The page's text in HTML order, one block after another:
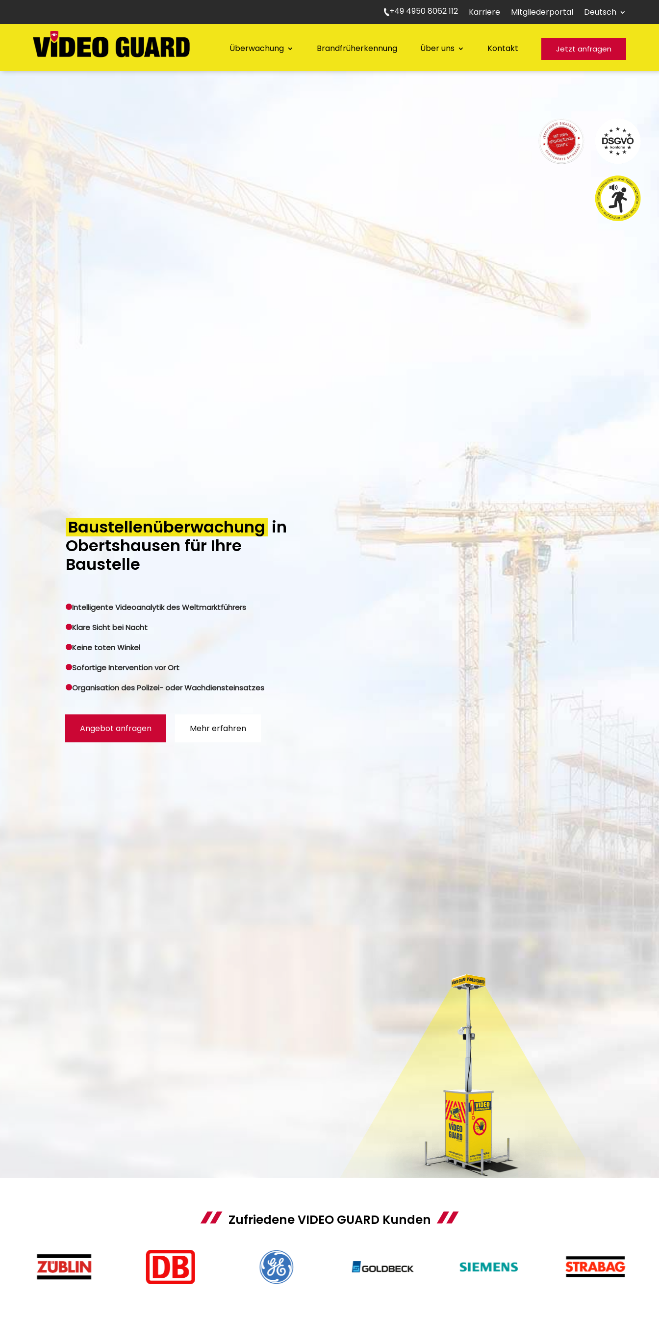
+49 4950 8062 112 Karriere Mitgliederportal Deutsch
Überwachung Brandfrüherkennung Über uns Kontakt Jetzt anfragen
Baustellenüberwachung in
Obertshausen für Ihre
Baustelle
Intelligente Videoanalytik des Weltmarktführers
Klare Sicht bei Nacht
Keine toten Winkel
Sofortige Intervention vor Ort
Organisation des Polizei- oder Wachdiensteinsatzes
Angebot anfragen Mehr erfahren
Zufriedene VIDEO GUARD Kunden